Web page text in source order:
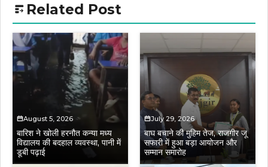
Related Post
August 5, 2026
बारिश ने खोली हरनौत कन्या मध्य
विद्यालय की बदहाल व्यवस्था, पानी में
डूबी पढ़ाई
July 29, 2026
बाघ बचाने की मुहिम तेज, राजगीर जू
सफारी में हुआ बड़ा आयोजन और
सम्मान समारोह